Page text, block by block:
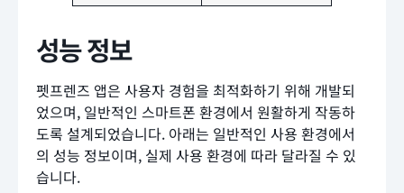
성능 정보
펫프렌즈 앱은 사용자 경험을 최적화하기 위해 개발되
었으며, 일반적인 스마트폰 환경에서 원활하게 작동하
도록 설계되었습니다. 아래는 일반적인 사용 환경에서
의 성능 정보이며, 실제 사용 환경에 따라 달라질 수 있
습니다.